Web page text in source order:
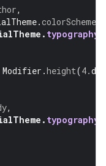
,
.colorScheme
. typography
Modifier .height(4.dp
,
. typography